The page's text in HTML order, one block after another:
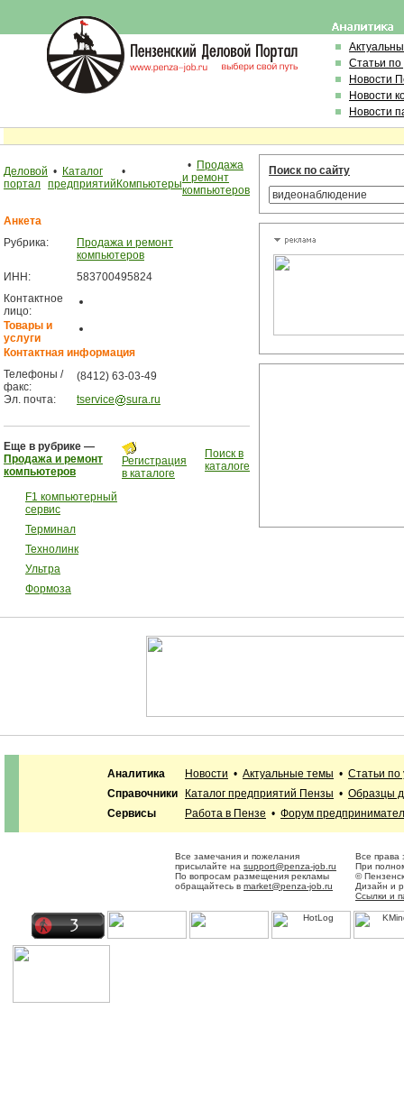
Статьи
Новости
Новости
Новости
Деловой
портал
• Каталог
предприятий
•
Компьютеры
• Продажа
и ремонт
компьютеров
Анкета
Рубрика:
Продажа и ремонт
компьютеров
ИНН:
583700495824
Контактное
лицо:
Товары и
услуги
Контактная информация
Телефоны /
факс:
(8412) 63-03-49
Эл. почта:
tservice sura.ru
Еще в рубрике —
Продажа и ремонт
компьютеров
F1 компьютерный
сервис
Терминал
Технолинк
Ультра
Формоза
Регистрация
в каталоге
Поиск в
каталоге
Поиск по сайту
Аналитика Новости • Актуальные темы • Статьи по
Справочники
Каталог предприятий Пензы • Образцы
Сервисы
Работа в Пензе • Форум
Все замечания и пожелания
присылайте на support@penza-job.ru
По вопросам размещения рекламы
обращайтесь в market@penza-job.ru
Все права
При
©
Дизайн и
Ссылки и